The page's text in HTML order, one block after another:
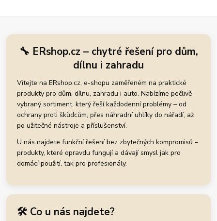
🔧 ERshop.cz – chytré řešení pro dům,
dílnu i zahradu
Vítejte na ERshop.cz, e-shopu zaměřeném na praktické
produkty pro dům, dílnu, zahradu i auto. Nabízíme pečlivě
vybraný sortiment, který řeší každodenní problémy – od
ochrany proti škůdcům, přes náhradní uhlíky do nářadí, až
po užitečné nástroje a příslušenství.
U nás najdete funkční řešení bez zbytečných kompromisů –
produkty, které opravdu fungují a dávají smysl jak pro
domácí použití, tak pro profesionály.
🛠️ Co u nás najdete?